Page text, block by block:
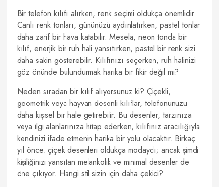
Bir telefon kılıfı alırken, renk seçimi oldukça önemlidir.
Canlı renk tonları, gününüzü aydınlatırken, pastel tonlar
daha zarif bir hava katabilir. Mesela, neon tonda bir
kılıf, enerjik bir ruh hali yansıtırken, pastel bir renk sizi
daha sakin gösterebilir. Kılıfınızı seçerken, ruh halinizi
göz önünde bulundurmak harika bir fikir değil mi?
Neden sıradan bir kılıf alıyorsunuz ki? Çiçekli,
geometrik veya hayvan desenli kılıflar, telefonunuzu
daha kişisel bir hale getirebilir. Bu desenler, tarzınıza
veya ilgi alanlarınıza hitap ederken, kılıfınız aracılığıyla
kendinizi ifade etmenin harika bir yolu olacaktır. Birkaç
yıl önce, çiçek desenleri oldukça modaydı; ancak şimdi
kişiliğinizi yansıtan melankolik ve minimal desenler de
öne çıkıyor. Hangi stil sizin için daha çekici?